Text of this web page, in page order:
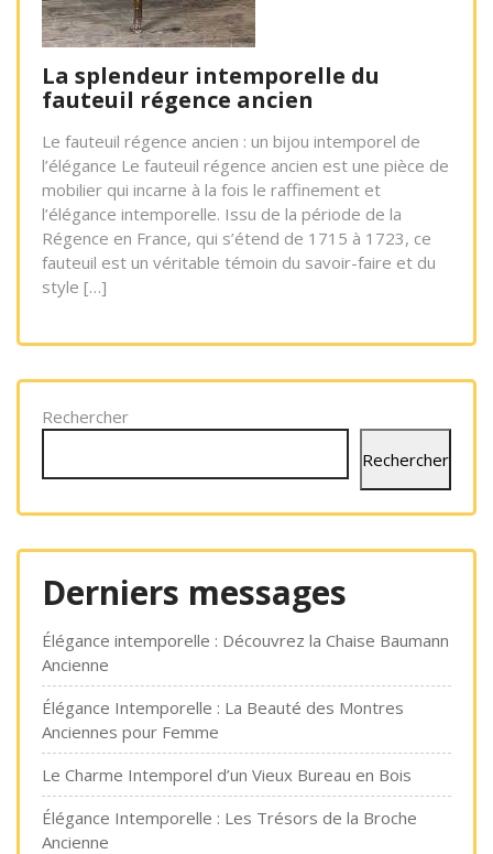
La splendeur intemporelle du
fauteuil régence ancien
Le fauteuil régence ancien : un bijou intemporel de
l’élégance Le fauteuil régence ancien est une pièce de
mobilier qui incarne à la fois le raffinement et
l’élégance intemporelle. Issu de la période de la
Régence en France, qui s’étend de 1715 à 1723, ce
fauteuil est un véritable témoin du savoir-faire et du
style […]
Rechercher
Rechercher
Derniers messages
Élégance intemporelle : Découvrez la Chaise Baumann
Ancienne
Élégance Intemporelle : La Beauté des Montres
Anciennes pour Femme
Le Charme Intemporel d’un Vieux Bureau en Bois
Élégance Intemporelle : Les Trésors de la Broche
Ancienne